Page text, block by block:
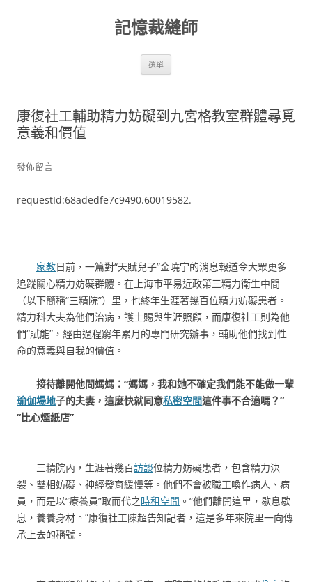
記憶裁縫師
選單
康復社工輔助精力妨礙到九宮格教室群體尋覓
意義和價值
發佈留言
requestId:68adedfe7c9490.60019582.
家教日前，一篇對“天賦兒子”金曉宇的消息報道令大眾更多
追蹤關心精力妨礙群體。在上海市平易近政第三精力衛生中間
（以下簡稱“三精院”）里，也終年生涯著幾百位精力妨礙患者。
精力科大夫為他們治病，護士賜與生涯照顧，而康復社工則為他
們“賦能”，經由過程窮年累月的專門研究辦事，輔助他們找到性
命的意義與自我的價值。
接待離開他問媽媽：“媽媽，我和她不確定我們能不能做一輩
瑜伽場地子的夫妻，這麼快就同意私密空間這件事不合適嗎？”
“比心煙紙店”
三精院內，生涯著幾百訪談位精力妨礙患者，包含精力決
裂、雙相妨礙、神經發育緩慢等。他們不會被職工喚作病人、病
員，而是以“療養員”取而代之時租空間 。“他們離開這里，歇息歇
息，養養身材。”康復社工陳超告知記者，這是多年來院里一向傳
承上去的稱號。